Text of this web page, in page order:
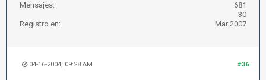
Mensajes:
681
30
Registro en:
Mar 2007
#36
04-16-2004, 09:28 AM